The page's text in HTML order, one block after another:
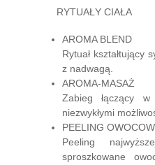
RYTUAŁY CIAŁA
AROMA BLEND
Rytuał kształtujący
z nadwagą.
AROMA-MASAŻ
Zabieg łączący
niezwykłymi
PEELING
Peeling
sproszkowane